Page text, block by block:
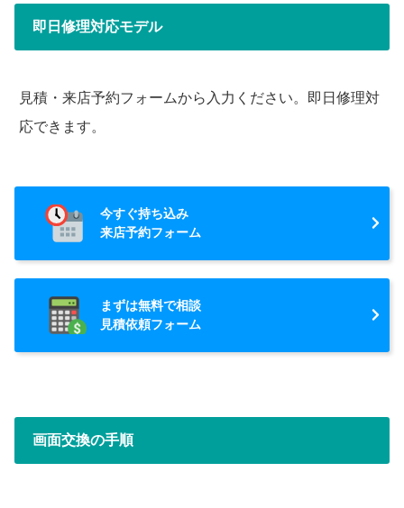
即日修理対応モデル
見積・来店予約フォームから入力ください。即日修理対
応できます。
今すぐ持ち込み
来店予約フォーム
まずは無料で相談
見積依頼フォーム
画面交換の手順